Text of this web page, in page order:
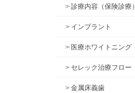
診療内容（保険診療）
インプラント
医療ホワイトニング
セレック治療フロー
金属床義歯